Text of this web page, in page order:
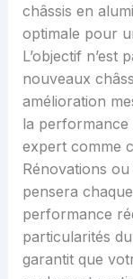
châssis en
optimale pour
L’objectif n’est
nouveaux
amélioration
la performance
expert comme
Rénovations
pensera
performance
particularités
garantit que